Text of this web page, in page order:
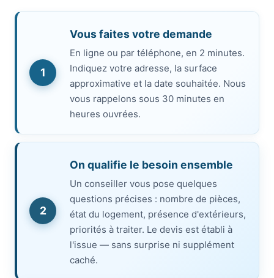
1
Vous faites votre demande
En ligne ou par téléphone, en 2 minutes.
Indiquez votre adresse, la surface
approximative et la date souhaitée. Nous
vous rappelons sous 30 minutes en
heures ouvrées.
2
On qualifie le besoin ensemble
Un conseiller vous pose quelques
questions précises : nombre de pièces,
état du logement, présence d'extérieurs,
priorités à traiter. Le devis est établi à
l'issue — sans surprise ni supplément
caché.